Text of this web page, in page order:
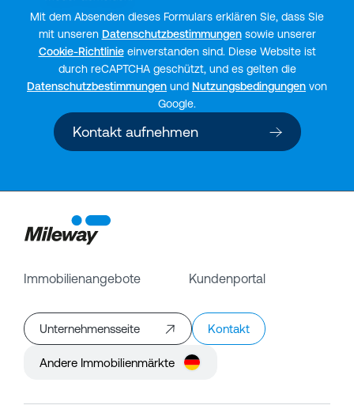
Mit dem Absenden dieses Formulars erklären Sie, dass Sie
mit unseren Datenschutzbestimmungensowie unserer
Cookie-Richtlinieeinverstanden sind. Diese Website ist
durch reCAPTCHA geschützt, und es gelten die
Datenschutzbestimmungen und Nutzungsbedingungen von
Google.
Kontakt aufnehmen
Immobilienangebote Kundenportal
Unternehmensseite Kontakt
Andere Immobilienmärkte